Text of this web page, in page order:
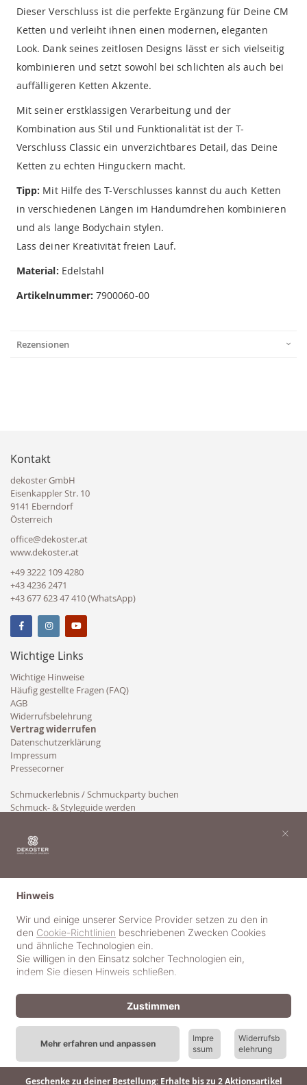
Geschenke zu deiner Bestellung: Erhalte bis zu 2 Aktionsartikel
Dieser Verschluss ist die perfekte Ergänzung für Deine CM
Ketten und verleiht ihnen einen modernen, eleganten
Look. Dank seines zeitlosen Designs lässt er sich vielseitig
kombinieren und setzt sowohl bei schlichten als auch bei
auffälligeren Ketten Akzente.
Mit seiner erstklassigen Verarbeitung und der
Kombination aus Stil und Funktionalität ist der T-
Verschluss Classic ein unverzichtbares Detail, das Deine
Ketten zu echten Hinguckern macht.
Tipp: Mit Hilfe des T-Verschlusses kannst du auch Ketten
in verschiedenen Längen im Handumdrehen kombinieren
und als lange Bodychain stylen.
Lass deiner Kreativität freien Lauf.
Material: Edelstahl
Artikelnummer:7900060-00
Rezensionen
Kontakt
dekoster GmbH
Eisenkappler Str. 10
9141 Eberndorf
Österreich
office@dekoster.at
www.dekoster.at
+49 3222 109 4280
+43 4236 2471
+43 677 623 47 410 (WhatsApp)
Wichtige Links
Wichtige Hinweise
Häufig gestellte Fragen (FAQ)
AGB
Widerrufsbelehrung
Vertrag widerrufen
Datenschutzerklärung
Impressum
Pressecorner
Schmuckerlebnis / Schmuckparty buchen
Schmuck- & Styleguide werden
© 2018-2025 dekoster GmbH
Hinweis
Wir und einige unserer Service Provider setzen zu den in
den Cookie-Richtlinien beschriebenen Zwecken Cookies
und ähnliche Technologien ein.
Sie willigen in den Einsatz solcher Technologien ein,
indem Sie diesen Hinweis schließen.
Mehr erfahren und anpassen
Impre
ssum
Widerrufsb
elehrung
Zustimmen
×